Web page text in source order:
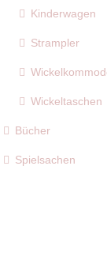
Kinderwagen
Strampler
Wickeltaschen
Bücher
Spielsachen